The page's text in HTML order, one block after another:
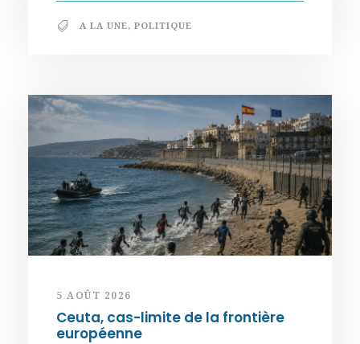
A LA UNE, POLITIQUE
5 AOÛT 2026
Ceuta, cas-limite de la frontière
européenne